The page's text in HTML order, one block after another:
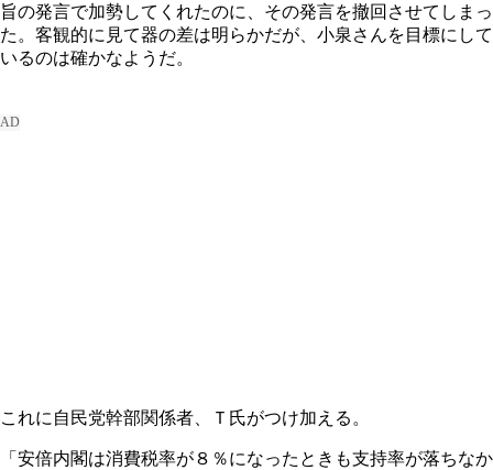
旨の発言で加勢してくれたのに、その発言を撤回させてしまっ
た。客観的に見て器の差は明らかだが、小泉さんを目標にして
いるのは確かなようだ。
これに自民党幹部関係者、Ｔ氏がつけ加える。
「安倍内閣は消費税率が８％になったときも支持率が落ちなか